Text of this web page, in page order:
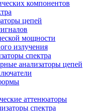
компонентов
цепей
мощности
излучения
спектра
анализаторы цепей
аттенюаторы
спектра